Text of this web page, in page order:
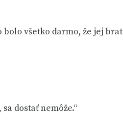
všetko darmo, že jej
dostať nemôže.“